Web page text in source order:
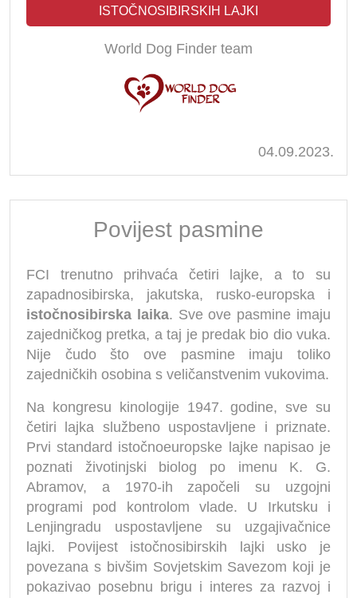
ISTOČNOSIBIRSKIH LAJKI
World Dog Finder team
04.09.2023.
Povijest pasmine
FCI trenutno prihvaća četiri lajke, a to su
zapadnosibirska, jakutska, rusko-europska i
istočnosibirska laika. Sve ove pasmine imaju
zajedničkog pretka, a taj je predak bio dio vuka.
Nije čudo što ove pasmine imaju toliko
zajedničkih osobina s veličanstvenim vukovima.
Na kongresu kinologije 1947. godine, sve su
četiri lajka službeno uspostavljene i priznate.
Prvi standard istočnoeuropske lajke napisao je
poznati životinjski biolog po imenu K. G.
Abramov, a 1970-ih započeli su uzgojni
programi pod kontrolom vlade. U Irkutsku i
Lenjingradu uspostavljene su uzgajivačnice
lajki. Povijest istočnosibirskih lajki usko je
povezana s bivšim Sovjetskim Savezom koji je
pokazivao posebnu brigu i interes za razvoj i